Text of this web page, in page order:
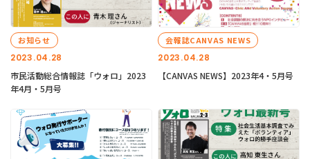
2023.04.28
お知らせ
市民活動総合情報誌「ウォロ」2023
年4月・5月号
2023.04.28
会報誌CANVAS NEWS
【CANVAS NEWS】2023年4・5月号